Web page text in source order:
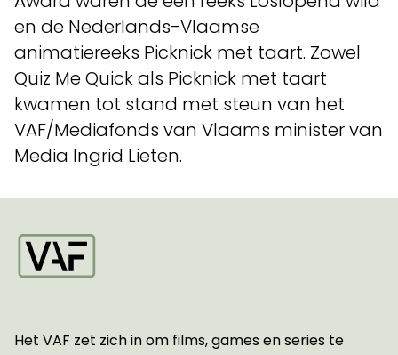
en de Nederlands-Vlaamse
animatiereeks Picknick met taart. Zowel
Quiz Me Quick als Picknick met taart
kwamen tot stand met steun van het
VAF/Mediafonds van Vlaams minister van
Media Ingrid Lieten.
Het VAF zet zich in om films, games en series te